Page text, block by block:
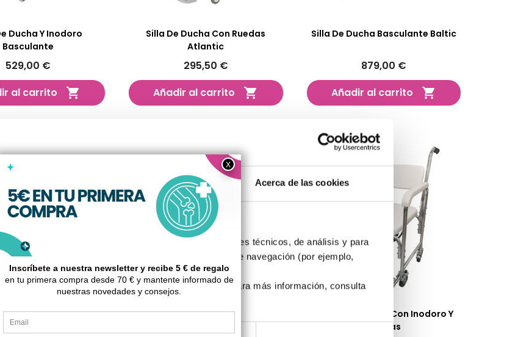
Acerca de las cookies
S.L., utilizamos cookies propias y de terceros para fines técnicos, de análisis y para
basada en un perfil elaborado a partir de tus hábitos de navegación (por ejemplo,
rechazarlas o configurarlas según tus preferencias. Para más información, consulta
Ducha Y Inodoro
Basculante
529,00 €
al carrito

Silla De Ducha Con Ruedas
Atlantic
295,50 €
Añadir al carrito

Silla De Ducha Basculante Baltic
879,00 €
Añadir al carrito

Plegable Arctic Silla De Ducha Y WC Con Orinal
Silla De Aluminio Con Inodoro Y
Ruedas